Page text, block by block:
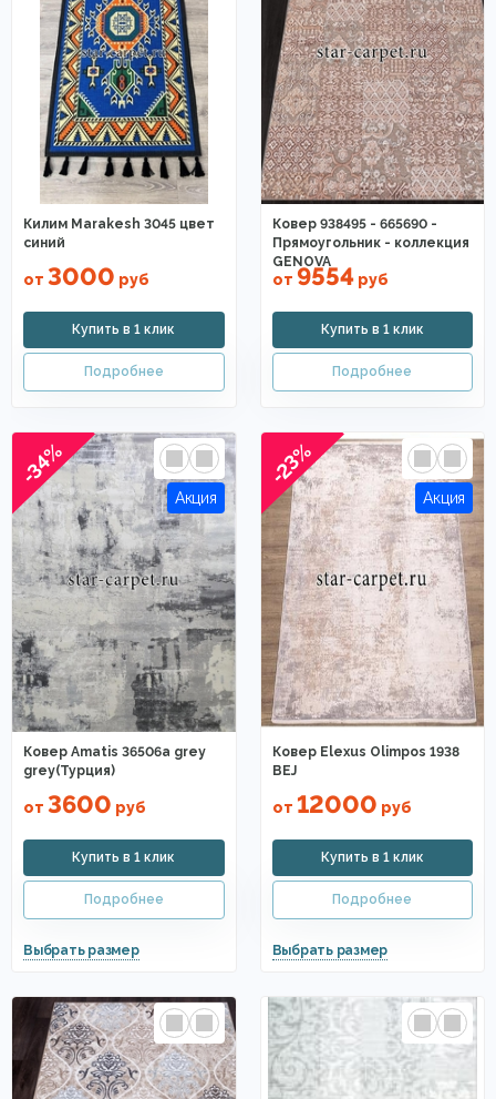
Килим Marakesh 3045 цвет
синий
от 3000 руб
Ковер 938495 - 665690 -
Прямоугольник - коллекция
GENOVA
от 9554руб
-34%
Ковер Amatis 36506a grey
grey(Турция)
от 3600 руб
-23%
Ковер Elexus Olimpos 1938
BEJ
от 12000 руб